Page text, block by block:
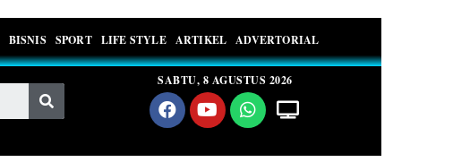
BISNIS SPORT LIFE STYLE ARTIKEL ADVERTORIAL
SABTU, 8 AGUSTUS 2026